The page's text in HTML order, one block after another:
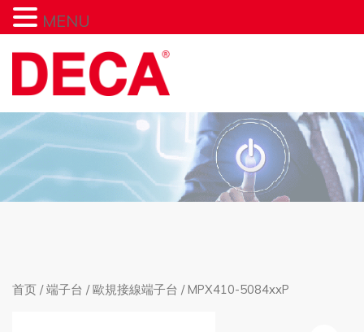
首页 /端子台 /歐規接線端子台 / MPX410-5084xxP
MENU